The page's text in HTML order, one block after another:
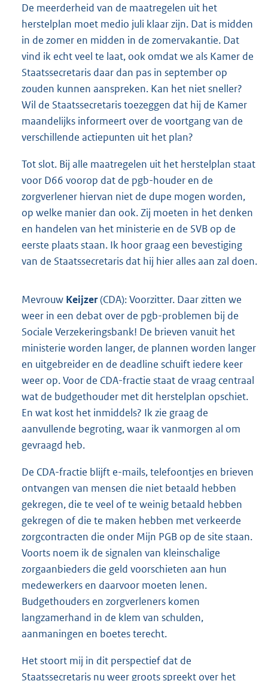
De meerderheid van de maatregelen uit het
herstelplan moet medio juli klaar zijn. Dat is midden
in de zomer en midden in de zomervakantie. Dat
vind ik echt veel te laat, ook omdat we als Kamer de
Staatssecretaris daar dan pas in september op
zouden kunnen aanspreken. Kan het niet sneller?
Wil de Staatssecretaris toezeggen dat hij de Kamer
maandelijks informeert over de voortgang van de
verschillende actiepunten uit het plan?
Tot slot. Bij alle maatregelen uit het herstelplan staat
voor D66 voorop dat de pgb-houder en de
zorgverlener hiervan niet de dupe mogen worden,
op welke manier dan ook. Zij moeten in het denken
en handelen van het ministerie en de SVB op de
eerste plaats staan. Ik hoor graag een bevestiging
van de Staatssecretaris dat hij hier alles aan zal doen.
Mevrouw Keijzer(CDA): Voorzitter. Daar zitten we
weer in een debat over de pgb-problemen bij de
Sociale Verzekeringsbank! De brieven vanuit het
ministerie worden langer, de plannen worden langer
en uitgebreider en de deadline schuift iedere keer
weer op. Voor de CDA-fractie staat de vraag centraal
wat de budgethouder met dit herstelplan opschiet.
En wat kost het inmiddels? Ik zie graag de
aanvullende begroting, waar ik vanmorgen al om
gevraagd heb.
De CDA-fractie blijft e-mails, telefoontjes en brieven
ontvangen van mensen die niet betaald hebben
gekregen, die te veel of te weinig betaald hebben
gekregen of die te maken hebben met verkeerde
zorgcontracten die onder Mijn PGB op de site staan.
Voorts noem ik de signalen van kleinschalige
zorgaanbieders die geld voorschieten aan hun
medewerkers en daarvoor moeten lenen.
Budgethouders en zorgverleners komen
langzamerhand in de klem van schulden,
aanmaningen en boetes terecht.
Het stoort mij in dit perspectief dat de
Staatssecretaris nu weer groots spreekt over het